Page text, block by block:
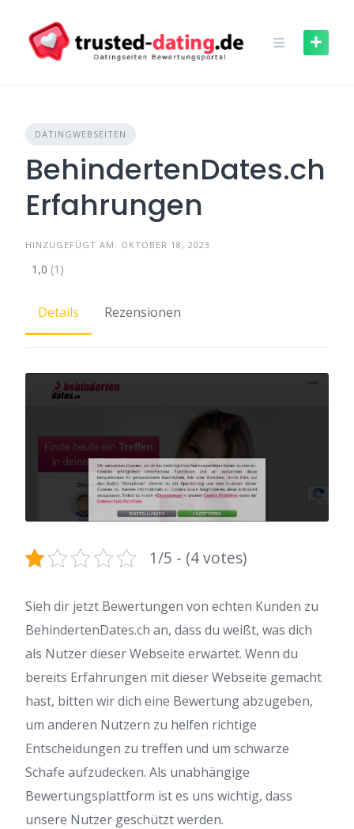
content
DATINGWEBSEITEN
BehindertenDates.ch
Erfahrungen
HINZUGEFÜGT AM: OKTOBER 18, 2023
1,0 (1)
Details Rezensionen
1/5 - (4 votes)
Sieh dir jetzt Bewertungen von echten Kunden zu
BehindertenDates.ch an, dass du weißt, was dich
als Nutzer dieser Webseite erwartet. Wenn du
bereits Erfahrungen mit dieser Webseite gemacht
hast, bitten wir dich eine Bewertung abzugeben,
um anderen Nutzern zu helfen richtige
Entscheidungen zu treffen und um schwarze
Schafe aufzudecken. Als unabhängige
Bewertungsplattform ist es uns wichtig, dass
unsere Nutzer geschützt werden.